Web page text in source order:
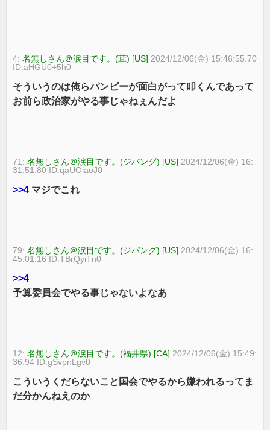
4:名無しさん＠涙目です。(茸) [US] 2024/12/06(金) 15:46:55.70
ID:aHGU0+5h0
そういうのは俺らパンピーが面白がって叩くんであって
お前ら政治家がやる事じゃねぇんだよ
71:名無しさん＠涙目です。(ジパング) [US] 2024/12/06(金) 16:
31:51.80 ID:qaUOiaoJ0
>>4 マジでこれ
79:名無しさん＠涙目です。(ジパング) [US] 2024/12/06(金) 16:
45:01.16 ID:TBrQyiTn0
>>4
予算委員会でやる事じゃないよなあ
12:名無しさん＠涙目です。(福井県) [CA] 2024/12/06(金) 15:49:
36.94 ID:gSvpnLgv0
こういうくだらないこと国会でやるから嫌われるってま
だ分かんねえのか